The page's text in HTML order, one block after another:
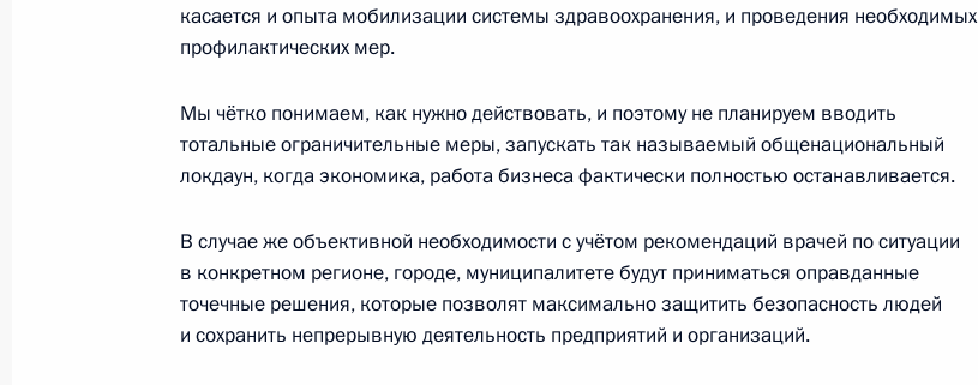
23 октября 2020 года, пятница
23 октября 2020 года, 14:30 Московская область, Ново-Огарёво
Заседание дискуссионного клуба «Валдай»
22 октября 2020 года, 20:15 Московская область, Ново-Огарёво
касается и опыта мобилизации системы здравоохранения, и проведения необходимых
профилактических мер.
Мы чётко понимаем, как нужно действовать, и поэтому не планируем вводить
тотальные ограничительные меры, запускать так называемый общенациональный
локдаун, когда экономика, работа бизнеса фактически полностью останавливается.
В случае же объективной необходимости с учётом рекомендаций врачей по ситуации
в конкретном регионе, городе, муниципалитете будут приниматься оправданные
точечные решения, которые позволят максимально защитить безопасность людей
и сохранить непрерывную деятельность предприятий и организаций.